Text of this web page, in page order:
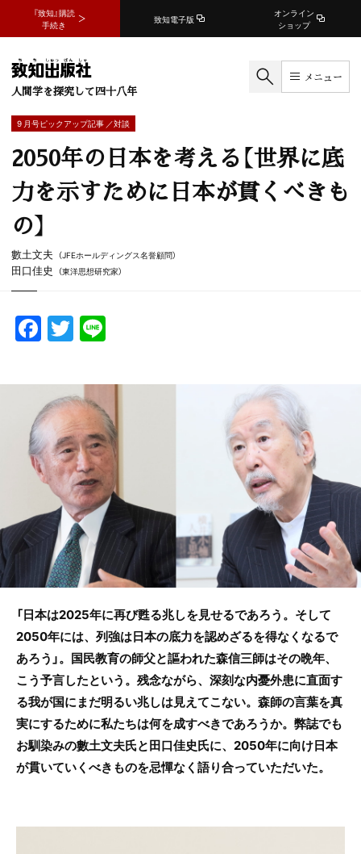
『致知』購読
手続き
致知電子版
オンライン
ショップ
人間学を探究して四十八年
メニュー
9 月号ピックアップ記事 ／対談
2050年の日本を考える【世界に底
力を示すために日本が貫くべきも
の】
數土文夫 （JFEホールディングス名誉顧問）
田口佳史 （東洋思想研究家）
F
a
c
e
b
o
o
k
T
w
itt
er
e
「日本は2025年に再び甦る兆しを見せるであろう。そして
2050年には、列強は日本の底力を認めざるを得なくなるで
あろう」。国民教育の師父と謳われた森信三師はその晩年、
こう予言したという。残念ながら、深刻な内憂外患に直面す
る我が国にまだ明るい兆しは見えてこない。森師の言葉を真
実にするために私たちは何を成すべきであろうか。弊誌でも
お馴染みの數土文夫氏と田口佳史氏に、2050年に向け日本
が貫いていくべきものを忌憚なく語り合っていただいた。